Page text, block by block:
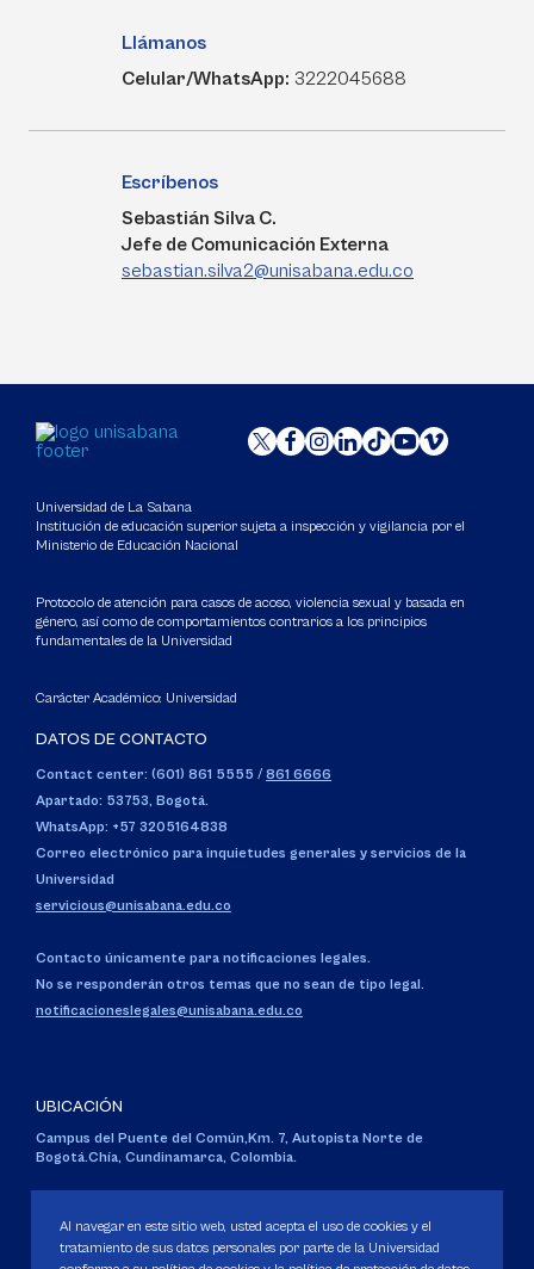
Llámanos
Celular/WhatsApp: 3222045688
Escríbenos
Sebastián Silva C.
Jefe de Comunicación Externa
sebastian.silva2@unisabana.edu.co
Universidad de La Sabana
Institución de educación superior sujeta a inspección y vigilancia por el
Ministerio de Educación Nacional
Protocolo de atención para casos de acoso, violencia sexual y basada en
género, así como de comportamientos contrarios a los principios
fundamentales de la Universidad
Carácter Académico: Universidad
DATOS DE CONTACTO
Contact center: (601) 861 5555 / 861 6666
Apartado: 53753, Bogotá.
WhatsApp: +57 3205164838
Correo electrónico para inquietudes generales y servicios de la
Universidad
servicious@unisabana.edu.co
Contacto únicamente para notificaciones legales.
No se responderán otros temas que no sean de tipo legal.
notificacioneslegales@unisabana.edu.co
UBICACIÓN
Campus del Puente del Común,Km. 7, Autopista Norte de
Bogotá.Chía, Cundinamarca, Colombia.
Personería Jurídica:Resolución 130 del 14 de enero de 1980.
Ministerio de Educación Nacional.
Al navegar en este sitio web, usted acepta el uso de cookies y el
tratamiento de sus datos personales por parte de la Universidad